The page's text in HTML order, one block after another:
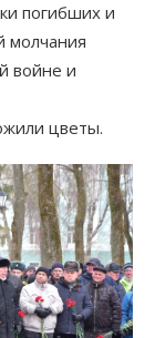
погибших и
молчания
войне и
цветы.